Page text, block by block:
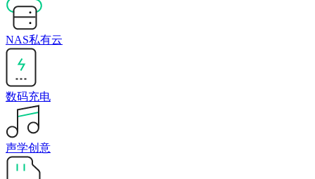
NAS私有云
数码充电
声学创意